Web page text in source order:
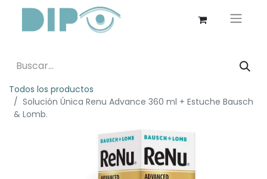
Todos los productos
Solución Única Renu Advance 360 ml + Estuche Bausch
& Lomb.